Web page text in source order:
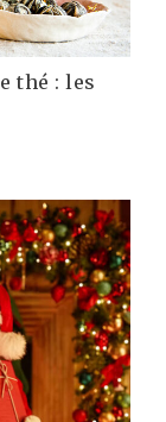
thé : les